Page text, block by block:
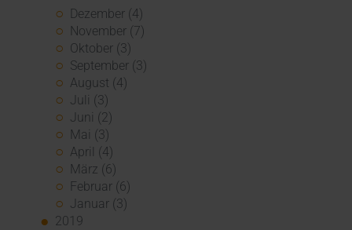
Dezember (4)
November (7)
Oktober (3)
September (3)
August (4)
Juli (3)
Juni (2)
Mai (3)
April (4)
März (6)
Februar (6)
Januar (3)
2019